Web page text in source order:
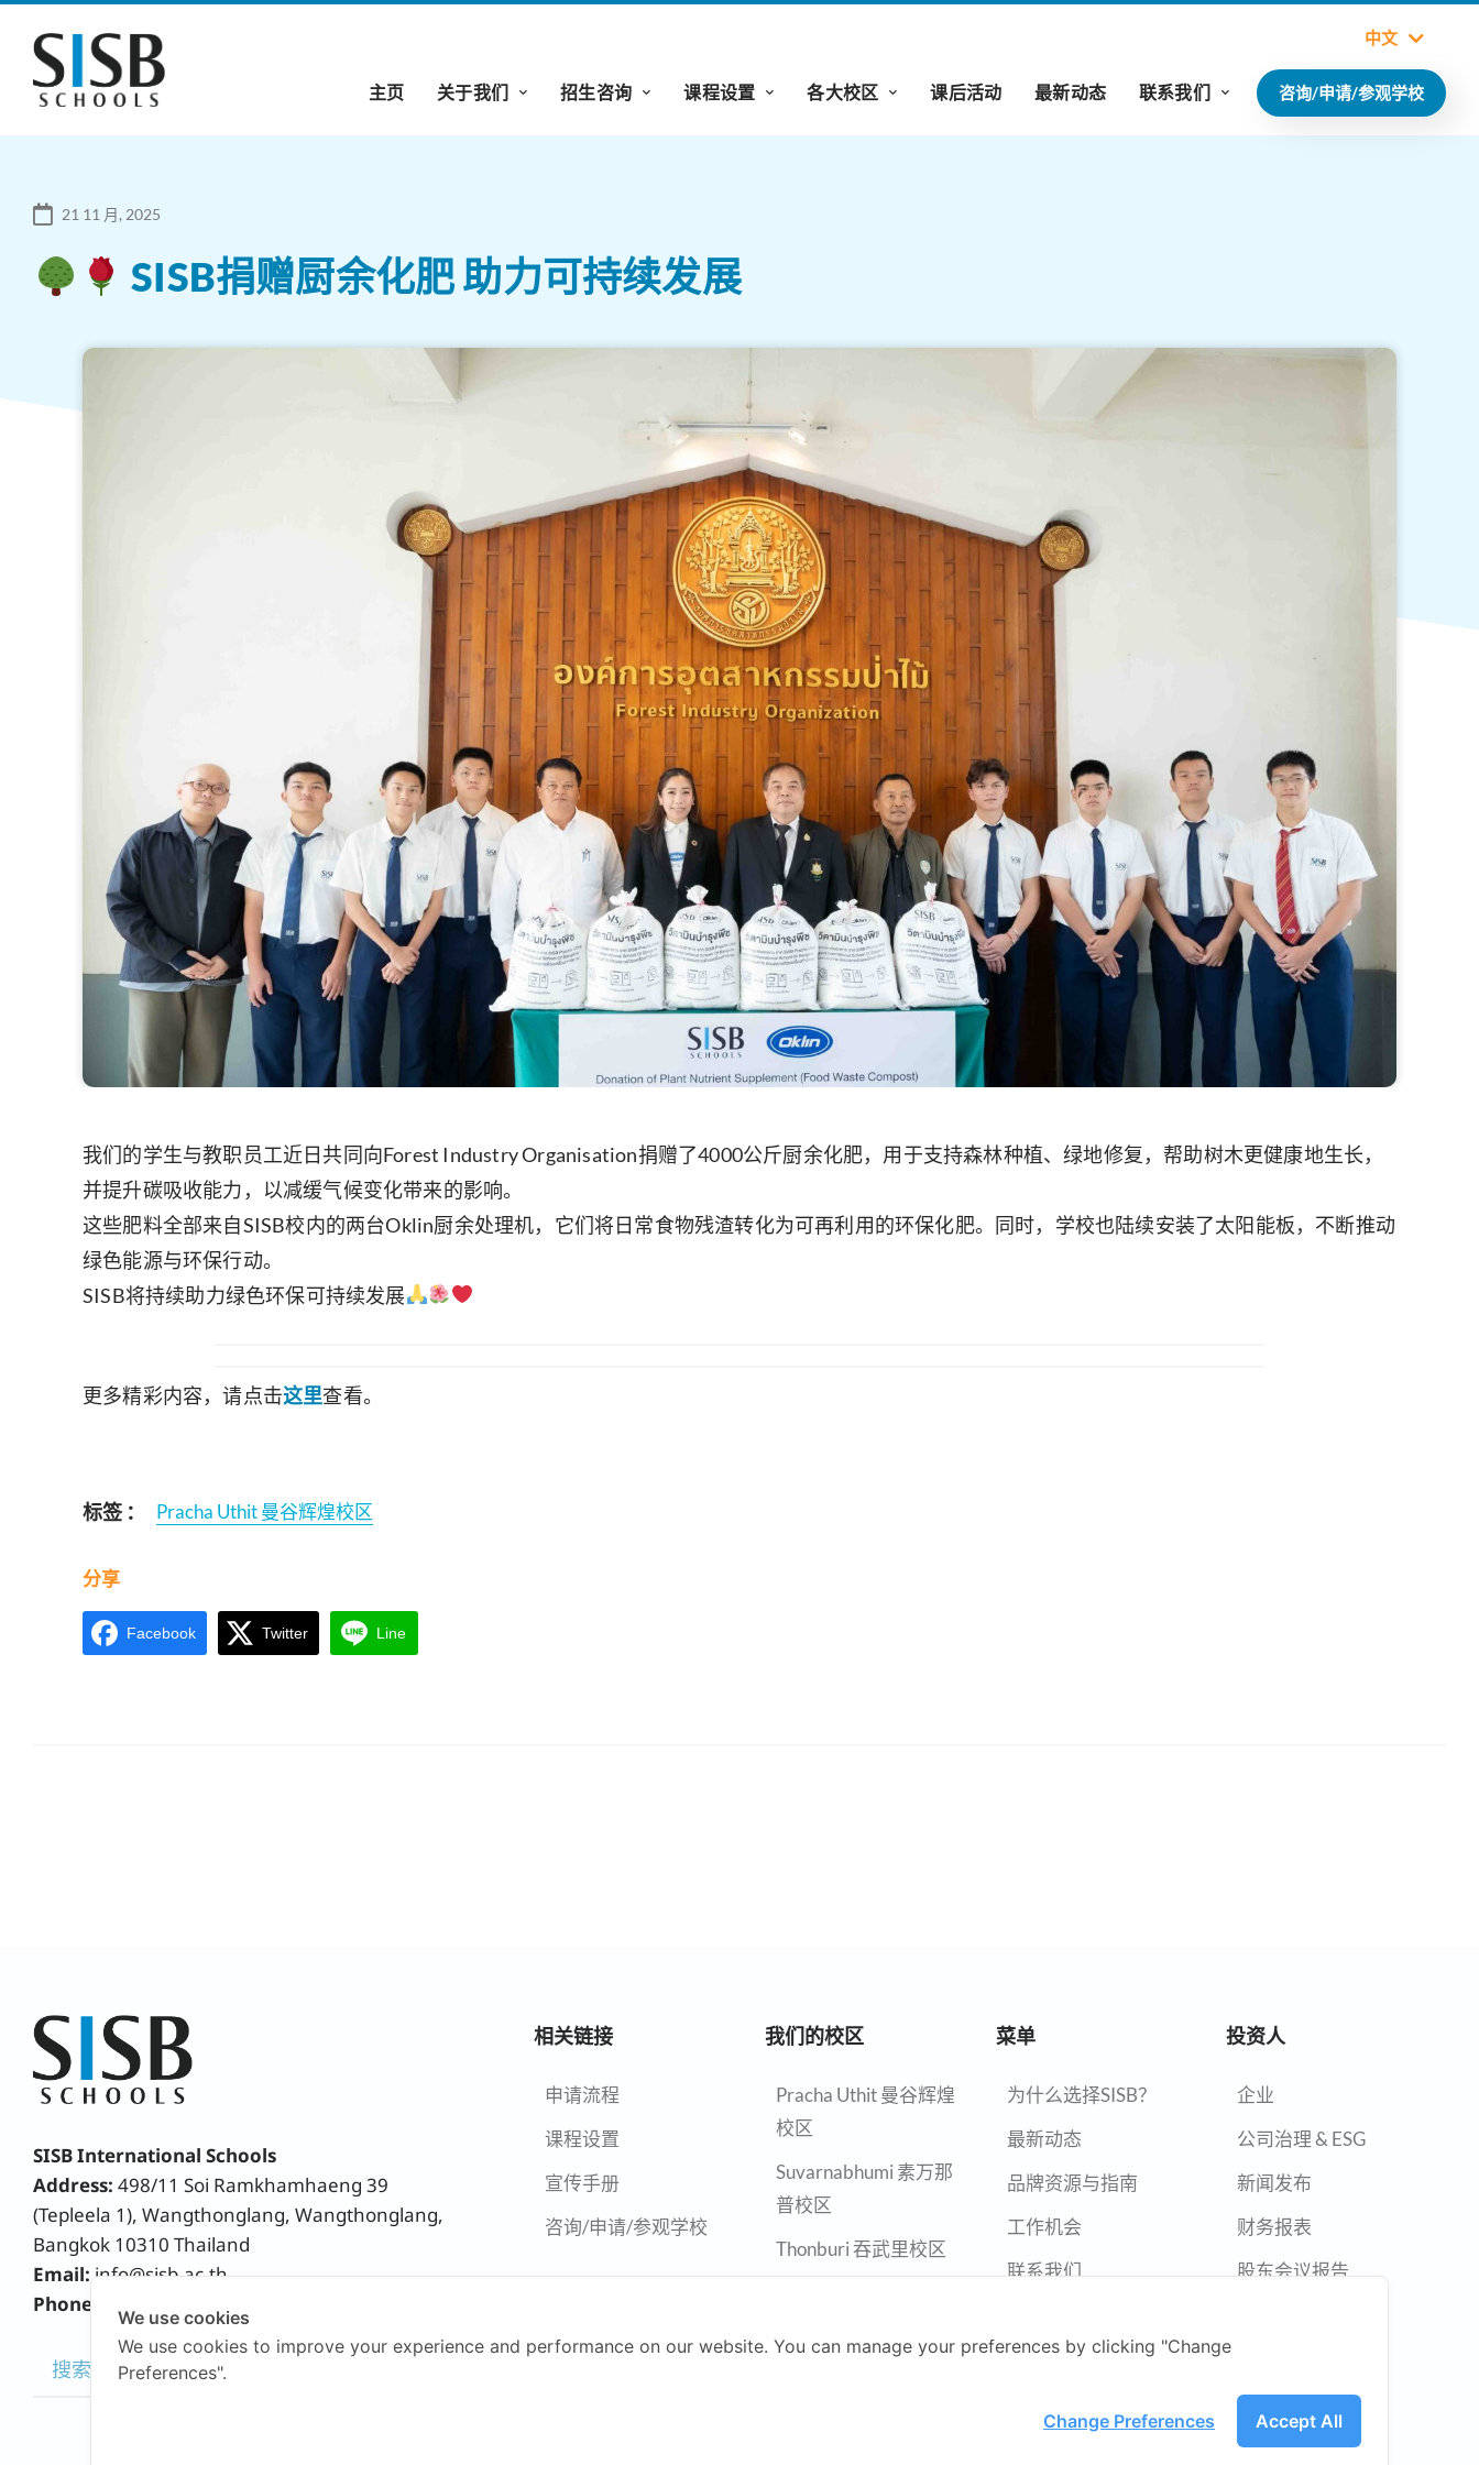
中文
主页 关于我们 招生咨询 课程设置 各大校区 课后活动 最新动态 联系我们 咨询/申请/参观学校
21 11 月, 2025
SISB捐赠厨余化肥 助力可持续发展
我们的学生与教职员工近日共同向Forest Industry Organisation捐赠了4000公斤厨余化肥，用于支持森林种植、绿地修复，帮助树木更健康地生长，
并提升碳吸收能力，以减缓气候变化带来的影响。
这些肥料全部来自SISB校内的两台Oklin厨余处理机，它们将日常食物残渣转化为可再利用的环保化肥。同时，学校也陆续安装了太阳能板，不断推动
绿色能源与环保行动。
SISB将持续助力绿色环保可持续发展
更多精彩内容，请点击这里查看。
标签 ： Pracha Uthit 曼谷辉煌校区
分享
Facebook Twitter Line
SISB International Schools
Address:498/11 Soi Ramkhamhaeng 39
(Tepleela 1), Wangthonglang, Wangthonglang,
Bangkok 10310 Thailand
Email: info@sisb.ac.th
Phone:
+66 2158 9191
相关链接
申请流程
课程设置
宣传手册
咨询/申请/参观学校
我们的校区
Pracha Uthit 曼谷辉煌
校区
Suvarnabhumi 素万那
普校区
Thonburi 吞武里校区
Nonthaburi 暖武里校
菜单
为什么选择SISB？
最新动态
品牌资源与指南
工作机会
联系我们
投资人
企业
公司治理 & ESG
新闻发布
财务报表
股东会议报告
新闻中心
We use cookies
We use cookies to improve your experience and performance on our website. You can manage your preferences by clicking "Change
Preferences".
Accept All
Change Preferences